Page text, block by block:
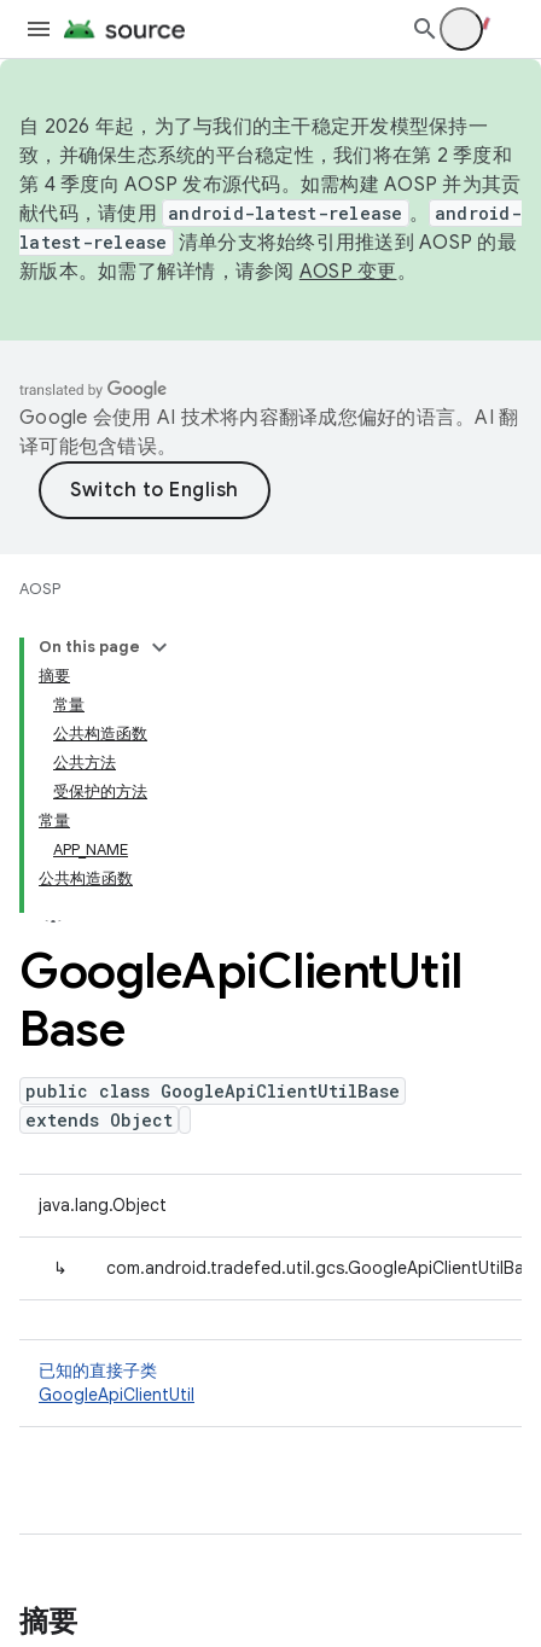
自 2026 年起，为了与我们的主干稳定开发模型保持一
致，并确保生态系统的平台稳定性，我们将在第 2 季度和
第 4 季度向 AOSP 发布源代码。如需构建 AOSP 并为其贡
献代码，请使用 android-latest-release 。
android-
latest-release 清单分支将始终引用推送到 AOSP 的最
新版本。如需了解详情，请参阅 AOSP 变更。
Google 会使用 AI 技术将内容翻译成您偏好的语言。AI 翻
译可能包含错误。
AOSP
On this page
摘要
常量
公共构造函数
公共方法
受保护的方法
常量
APP_NAME
公共构造函数
GoogleApiClientUtil
Base
public class GoogleApiClientUtilBase
extends Object
java.lang.Object
↳ com.android.tradefed.util.gcs.GoogleApiClientUtilBase
已知的直接子类
GoogleApiClientUtil
摘要